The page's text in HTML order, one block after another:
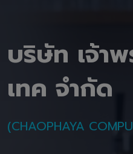
บริษัท เจ้า
เทค จำกัด
(CHAOPHAYA